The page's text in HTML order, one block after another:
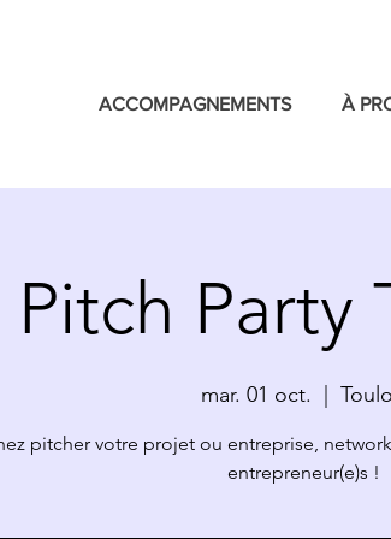
ACCOMPAGNEMENTS À
Pitch Party
mar. 01 oct.
pitcher votre projet ou entreprise,
entrepreneur(e)s !